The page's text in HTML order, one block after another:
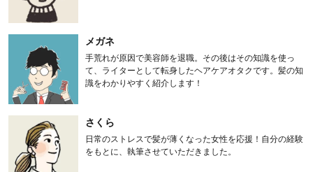
メガネ
手荒れが原因で美容師を退職。その後はその知識を使っ
て、ライターとして転身したヘアケアオタクです。髪の知
識をわかりやすく紹介します！
さくら
日常のストレスで髪が薄くなった女性を応援！自分の経験
をもとに、執筆させていただきました。